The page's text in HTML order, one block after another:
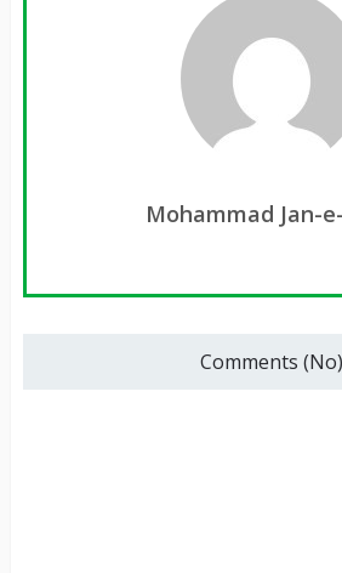
Mohammad Jan-
Comments (No)